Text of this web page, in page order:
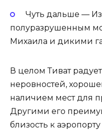
Чуть дальше —
полуразрушенным
Михаила и дикими
В целом Тиват
неровностей,
наличием мест для
Другими его
близость к